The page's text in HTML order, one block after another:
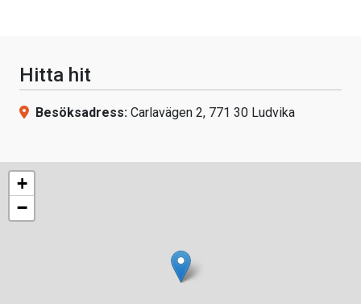
Hitta hit
Besöksadress: Carlavägen 2, 771 30 Ludvika
+
−